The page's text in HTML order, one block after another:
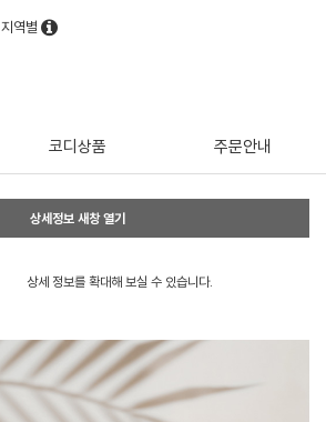
지역별
코디상품 주문안내
상세정보 새창 열기
상세 정보를 확대해 보실 수 있습니다.